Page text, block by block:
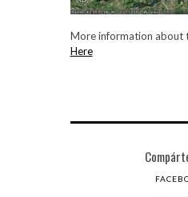
More information about
Here